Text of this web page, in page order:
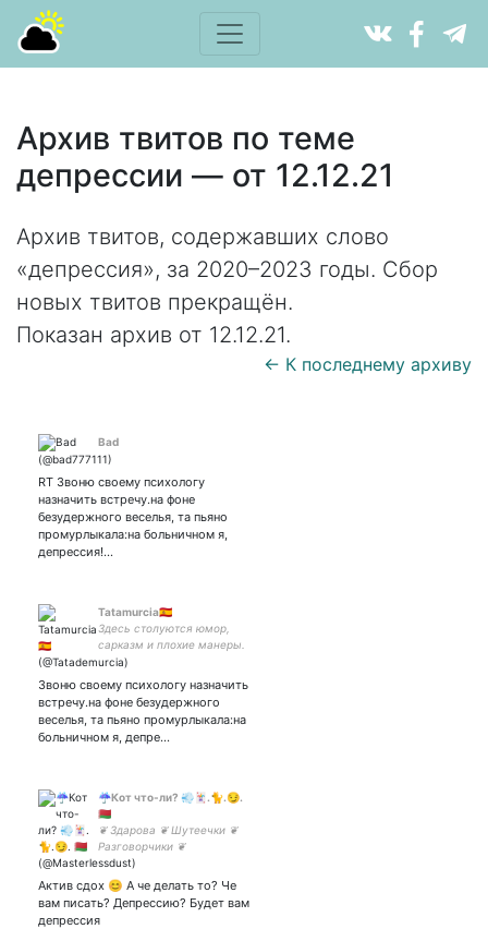
Архив твитов по теме
депрессии — от 12.12.21
Архив твитов, содержавших слово
«депрессия», за 2020–2023 годы. Сбор
новых твитов прекращён.
Показан архив от 12.12.21.
← К последнему архиву
Bad
RT Звоню своему психологу
назначить встречу.на фоне
безудержного веселья, та пьяно
промурлыкала:на больничном я,
депрессия!…
Tatamurcia🇪🇸
Здесь столуются юмор,
сарказм и плохие манеры.
Я предупредила.
Звоню своему психологу назначить
встречу.на фоне безудержного
веселья, та пьяно промурлыкала:на
больничном я, депре…
☔Кот что-ли? 💨🃏.🐈.😏.
🇧🇾
❦ Здарова ❦ Шутеечки ❦
Разговорчики ❦
Oбсуждение ❦- всё
здесь... Сестрёнка👉🏻👈🏻💜
😏 Читай закреп...
Актив сдох 😊 А че делать то? Че
вам писать? Депрессию? Будет вам
депрессия